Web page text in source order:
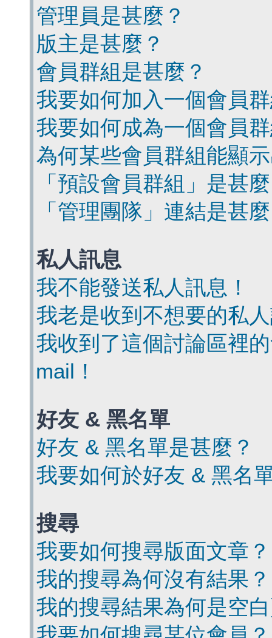
管理員是甚麼？
版主是甚麼？
會員群組是甚麼？
我要如何加入一個會員
我要如何成為一個會員
為何某些會員群組能顯
「預設會員群組」是甚
「管理團隊」連結是甚
私人訊息
我不能發送私人訊息！
我老是收到不想要的私
我收到了這個討論區裡
mail！
好友 & 黑名單
好友 & 黑名單是甚麼？
我要如何於好友 & 黑名
搜尋
我要如何搜尋版面文章？
我的搜尋為何沒有結果？
我的搜尋結果為何是空